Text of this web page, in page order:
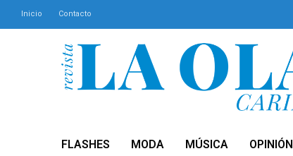
Inicio Contacto
FLASHES MODA MÚSICA OPINIÓN